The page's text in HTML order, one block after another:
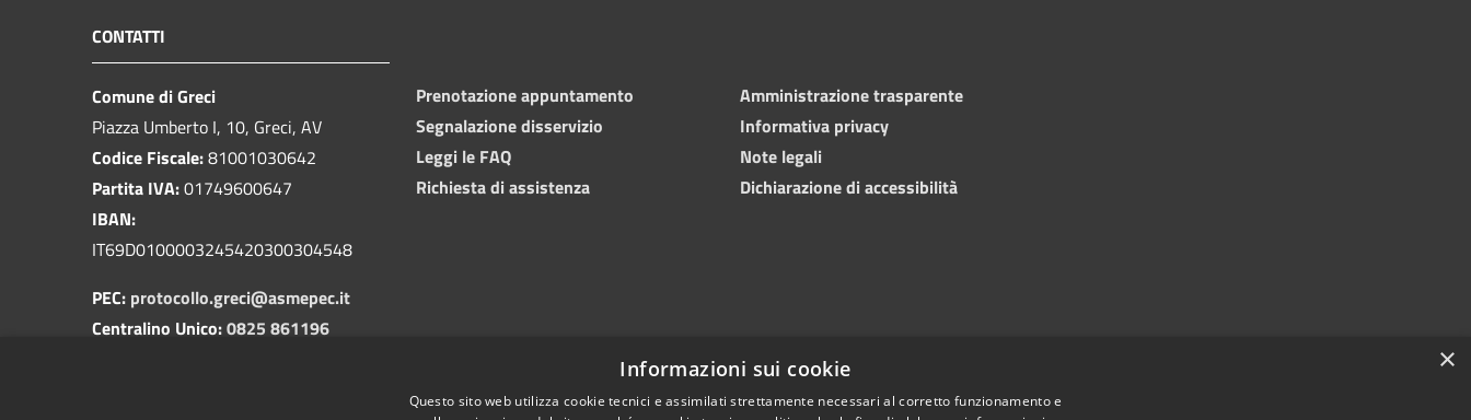
CONTATTI
Comune di Greci
Piazza Umberto I, 10, Greci, AV
Codice Fiscale:81001030642
Partita IVA:01749600647
IBAN:
IT69D0100003245420300304548
PEC: protocollo.greci@asmepec.it
Centralino Unico:0825 861196
Prenotazione appuntamento
Segnalazione disservizio
Leggi le FAQ
Richiesta di assistenza
Amministrazione trasparente
Informativa privacy
Note legali
Dichiarazione di accessibilità
×
Informazioni sui cookie
Questo sito web utilizza cookie tecnici e assimilati strettamente necessari al corretto funzionamento e